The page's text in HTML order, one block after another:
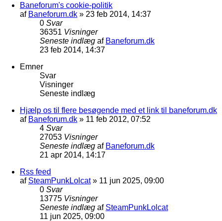
Baneforum's cookie-politik
af Baneforum.dk » 23 feb 2014, 14:37
0 Svar
36351 Visninger
Seneste indlæg af Baneforum.dk
23 feb 2014, 14:37
Emner
Svar
Visninger
Seneste indlæg
Hjælp os til flere besøgende med et link til baneforum.dk
af Baneforum.dk » 11 feb 2012, 07:52
4 Svar
27053 Visninger
Seneste indlæg af Baneforum.dk
21 apr 2014, 14:17
Rss feed
af SteamPunkLolcat» 11 jun 2025, 09:00
0 Svar
13775 Visninger
Seneste indlæg af SteamPunkLolcat
11 jun 2025, 09:00